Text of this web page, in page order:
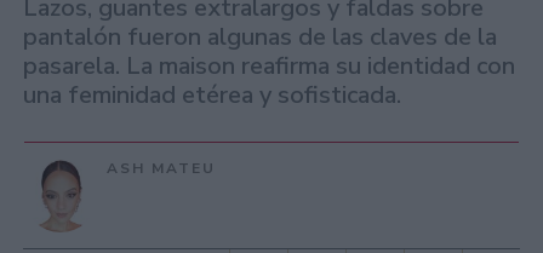
Lazos, guantes extralargos y faldas sobre
pantalón fueron algunas de las claves de la
pasarela. La maison reafirma su identidad con
una feminidad etérea y sofisticada.
ASH MATEU